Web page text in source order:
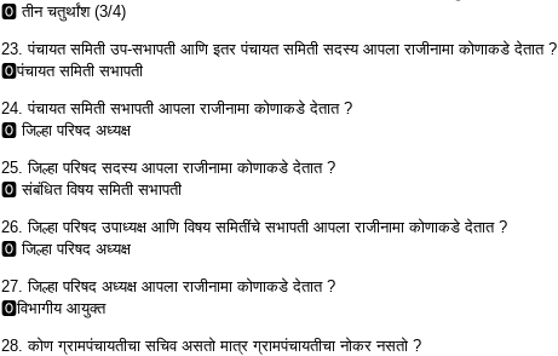
🅾 तीन चतुर्थांश (3/4)
23. पंचायत समिती उप-सभापती आणि इतर पंचायत समिती सदस्य आपला राजीनामा कोणाकडे देतात ?
🅾पंचायत समिती सभापती
24. पंचायत समिती सभापती आपला राजीनामा कोणाकडे देतात ?
🅾 जिल्हा परिषद अध्यक्ष
25. जिल्हा परिषद सदस्य आपला राजीनामा कोणाकडे देतात ?
🅾 संबंधित विषय समिती सभापती
26. जिल्हा परिषद उपाध्यक्ष आणि विषय समितींचे सभापती आपला राजीनामा कोणाकडे देतात ?
🅾 जिल्हा परिषद अध्यक्ष
27. जिल्हा परिषद अध्यक्ष आपला राजीनामा कोणाकडे देतात ?
🅾विभागीय आयुक्त
28. कोण ग्रामपंचायतीचा सचिव असतो मात्र ग्रामपंचायतीचा नोकर नसतो ?